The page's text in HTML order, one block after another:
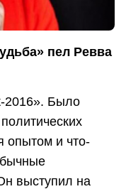
пел Ревва
2016». Было
опытом и что-
выступил на